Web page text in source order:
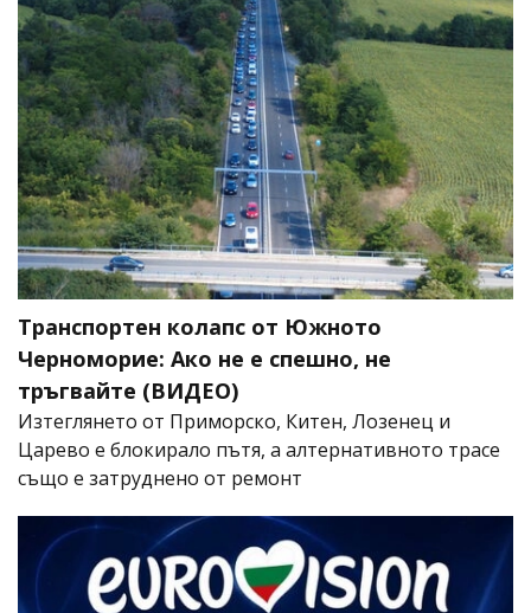
Транспортен колапс от Южното
Черноморие: Ако не е спешно, не
тръгвайте (ВИДЕО)
Изтеглянето от Приморско, Китен, Лозенец и
Царево е блокирало пътя, а алтернативното трасе
също е затруднено от ремонт